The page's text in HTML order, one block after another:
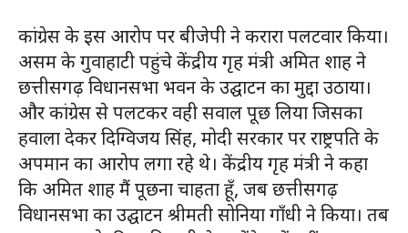
कांग्रेस के इस आरोप पर बीजेपी ने करारा पलटवार किया।
असम के गुवाहाटी पहुंचे केंद्रीय गृह मंत्री अमित शाह ने
छत्तीसगढ़ विधानसभा भवन के उद्घाटन का मुद्दा उठाया।
और कांग्रेस से पलटकर वही सवाल पूछ लिया जिसका
हवाला देकर दिग्विजय सिंह, मोदी सरकार पर राष्ट्रपति के
अपमान का आरोप लगा रहे थे। केंद्रीय गृह मंत्री ने कहा
कि अमित शाह मैं पूछना चाहता हूँ, जब छत्तीसगढ़
विधानसभा का उद्घाटन श्रीमती सोनिया गाँधी ने किया। तब